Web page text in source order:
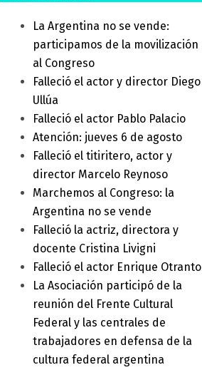
La Argentina no se vende:
participamos de la movilización
al Congreso
Falleció el actor y director Diego
Ullúa
Falleció el actor Pablo Palacio
Atención: jueves 6 de agosto
Falleció el titiritero, actor y
director Marcelo Reynoso
Marchemos al Congreso: la
Argentina no se vende
Falleció la actriz, directora y
docente Cristina Livigni
Falleció el actor Enrique Otranto
La Asociación participó de la
reunión del Frente Cultural
Federal y las centrales de
trabajadores en defensa de la
cultura federal argentina